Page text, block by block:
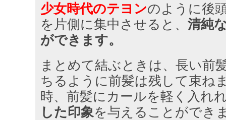
少女時代のテヨンのように後
を片側に集中させると、 清純
ができます。
まとめて結ぶときは、長い前
ちるように前髪は残して束ね
時、前髪にカールを軽く入れ
した印象を与えることができ